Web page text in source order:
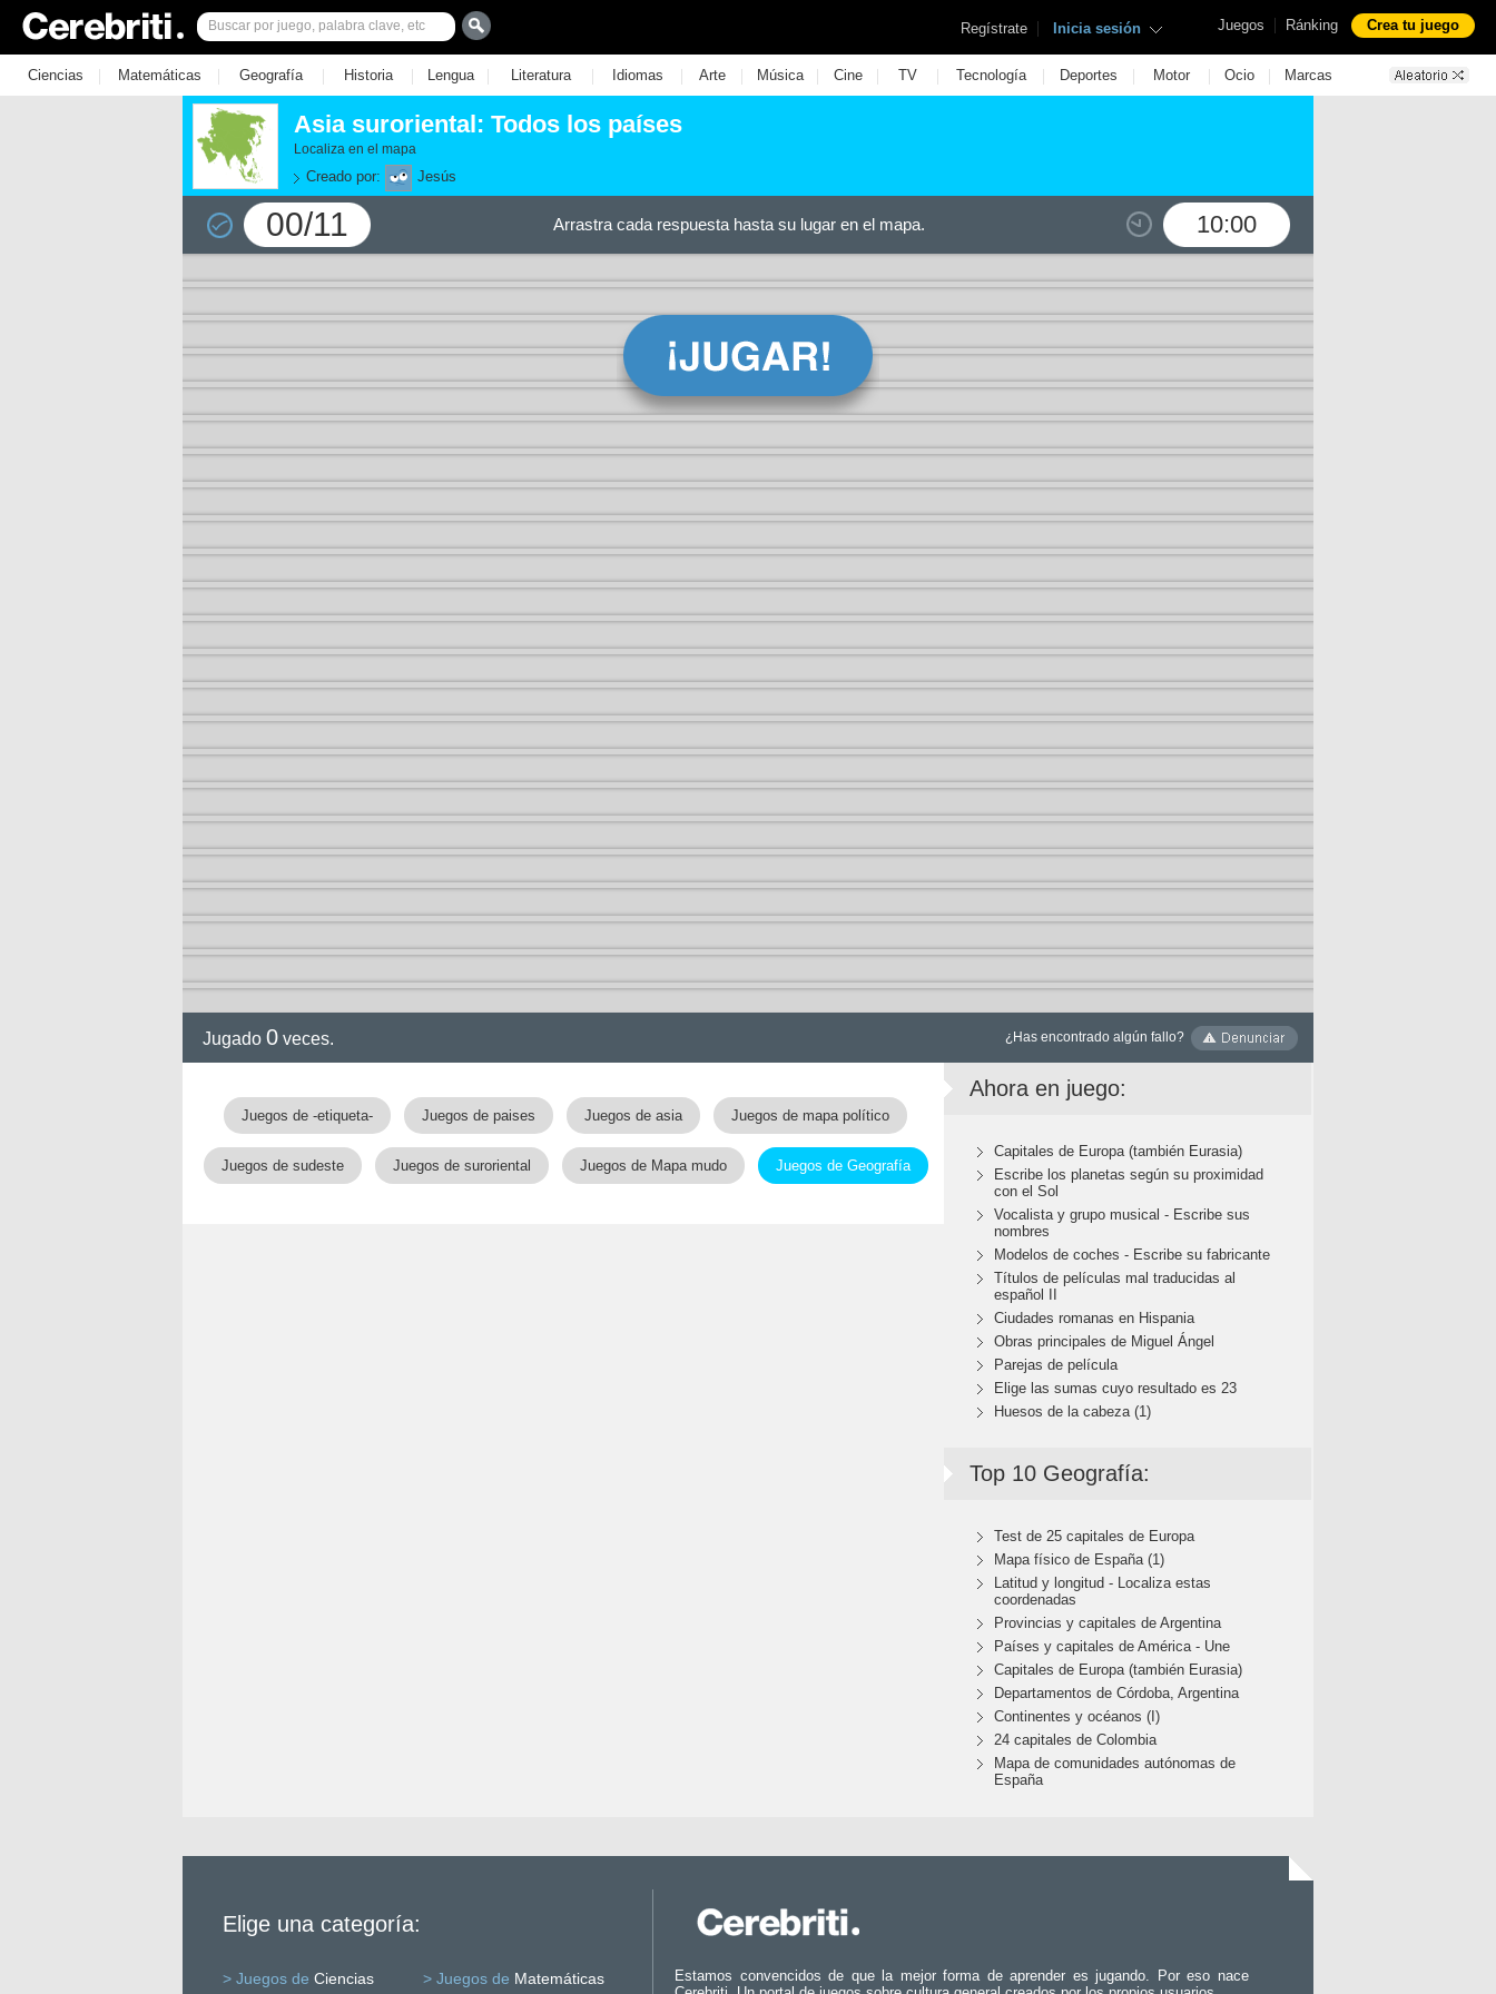
Juegos | Ránking Crea tu juego
Regístrate | Inicia sesión
Ciencias | Matemáticas | Geografía | Historia | Lengua | Literatura | Idiomas | Arte | Música | Cine | TV | Tecnología | Deportes | Motor | Ocio | Marcas
Asia suroriental: Todos los países
Localiza en el mapa
Creado por: Jesús
00/11 10:00
Arrastra cada respuesta hasta su lugar en el mapa.
Jugado 0 veces. ¿Has encontrado algún fallo?
Juegos de -etiqueta- Juegos de paises Juegos de asia Juegos de mapa político
Juegos de sudeste Juegos de suroriental Juegos de Mapa mudo Juegos de Geografía
Ahora en juego:
Capitales de Europa (también Eurasia)
Escribe los planetas según su proximidad
con el Sol
Vocalista y grupo musical - Escribe sus
nombres
Modelos de coches - Escribe su fabricante
Títulos de películas mal traducidas al
español II
Ciudades romanas en Hispania
Obras principales de Miguel Ángel
Parejas de película
Elige las sumas cuyo resultado es 23
Huesos de la cabeza (1)
Top 10 Geografía:
Test de 25 capitales de Europa
Mapa físico de España (1)
Latitud y longitud - Localiza estas
coordenadas
Provincias y capitales de Argentina
Países y capitales de América - Une
Capitales de Europa (también Eurasia)
Departamentos de Córdoba, Argentina
Continentes y océanos (I)
24 capitales de Colombia
Mapa de comunidades autónomas de
España
Elige una categoría:
> Juegos de Ciencias > Juegos de Matemáticas
Estamos convencidos de que la mejor forma de aprender es jugando. Por eso nace